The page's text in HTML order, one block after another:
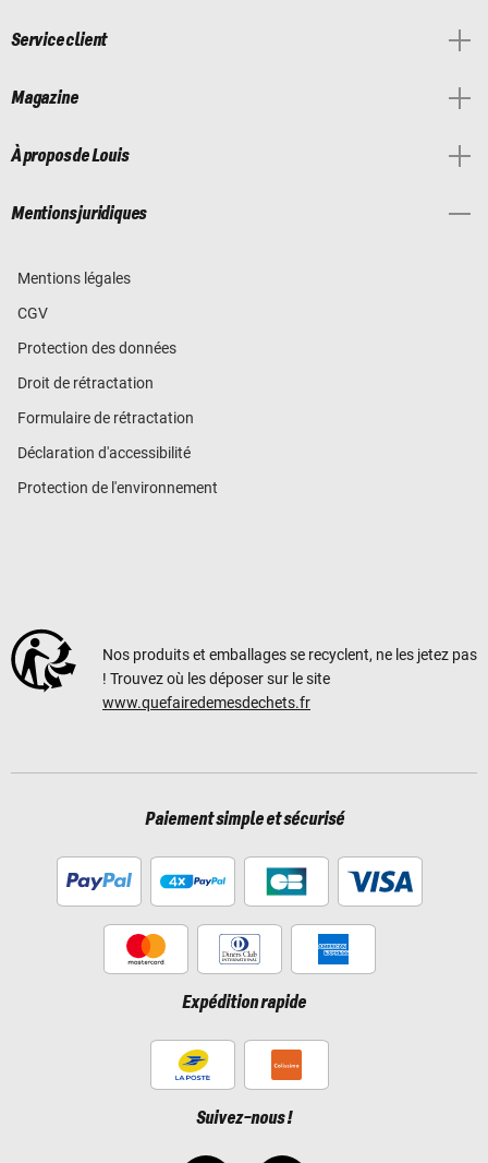
Service client
Magazine
À propos de Louis
Mentions juridiques
Mentions légales
CGV
Protection des données
Droit de rétractation
Formulaire de rétractation
Déclaration d'accessibilité
Protection de l'environnement
Nos produits et emballages se recyclent, ne les jetez pas
! Trouvez où les déposer sur le site
www.quefairedemesdechets.fr
Paiement simple et sécurisé
Expédition rapide
Suivez-nous !